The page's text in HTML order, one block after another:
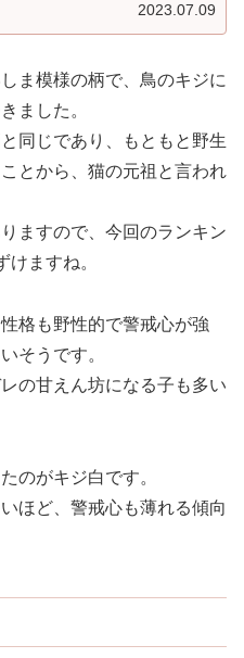
2023.07.09
ま模様の柄で、鳥のキジに
ました。
同じであり、もともと野生
とから、猫の元祖と言われ
ますので、今回のランキン
ますね。
格も野性的で警戒心が強
そうです。
の甘えん坊になる子も多い
のがキジ白です。
ほど、警戒心も薄れる傾向